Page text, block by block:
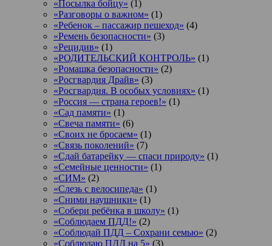
«Посылка бойцу» (1)
«Разговоры о важном» (1)
«Ребенок – пассажир пешеход» (4)
«Ремень безопасности» (3)
«Рецидив» (1)
«РОДИТЕЛЬСКИЙ КОНТРОЛЬ» (1)
«Ромашка безопасности» (2)
«Росгвардия Драйв» (3)
«Росгвардия. В особых условиях» (1)
«Россия — страна героев!» (1)
«Сад памяти» (1)
«Свеча памяти» (6)
«Своих не бросаем» (1)
«Связь поколений» (7)
«Сдай батарейку — спаси природу» (1)
«Семейные ценности» (1)
«СИМ» (2)
«Слезь с велосипеда» (1)
«Сними наушники» (1)
«Собери ребёнка в школу» (1)
«Соблюдаем ПДД!» (2)
«Соблюдай ПДД – Сохрани семью» (2)
«Соблюдаю ПДД на 5» (3)